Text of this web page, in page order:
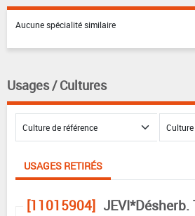
Aucune spécialité similaire
Usages / Cultures
USAGES RETIRÉS
[11015904] JEVI*Désherb.